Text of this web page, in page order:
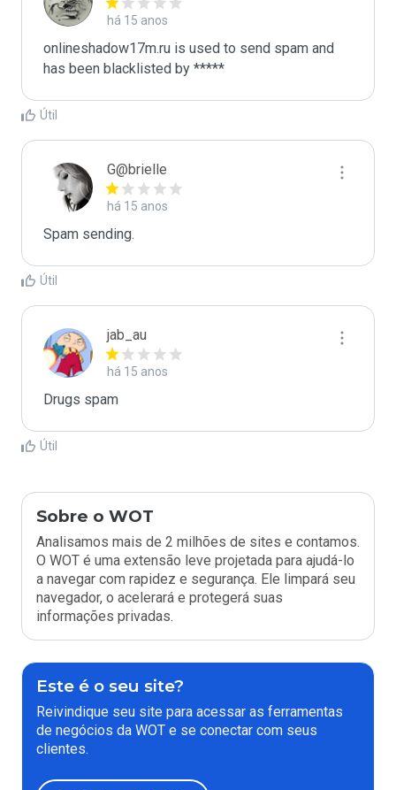
há 15 anos
onlineshadow17m.ru is used to send spam and
has been blacklisted by *****
Útil
G@brielle
há 15 anos
Spam sending.
Útil
jab_au
há 15 anos
Drugs spam
Útil
Sobre o WOT
Analisamos mais de 2 milhões de sites e contamos.
O WOT é uma extensão leve projetada para ajudá-lo
a navegar com rapidez e segurança. Ele limpará seu
navegador, o acelerará e protegerá suas
informações privadas.
Este é o seu site?
Reivindique seu site para acessar as ferramentas
de negócios da WOT e se conectar com seus
clientes.